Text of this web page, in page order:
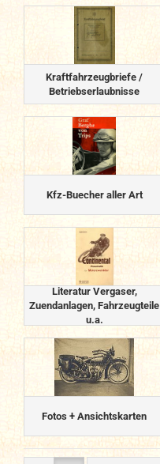
Kraftfahrzeugbriefe /
Betriebserlaubnisse
Kfz-Buecher aller Art
Literatur Vergaser,
Zuendanlagen, Fahrzeugteile
u.a.
Fotos + Ansichtskarten